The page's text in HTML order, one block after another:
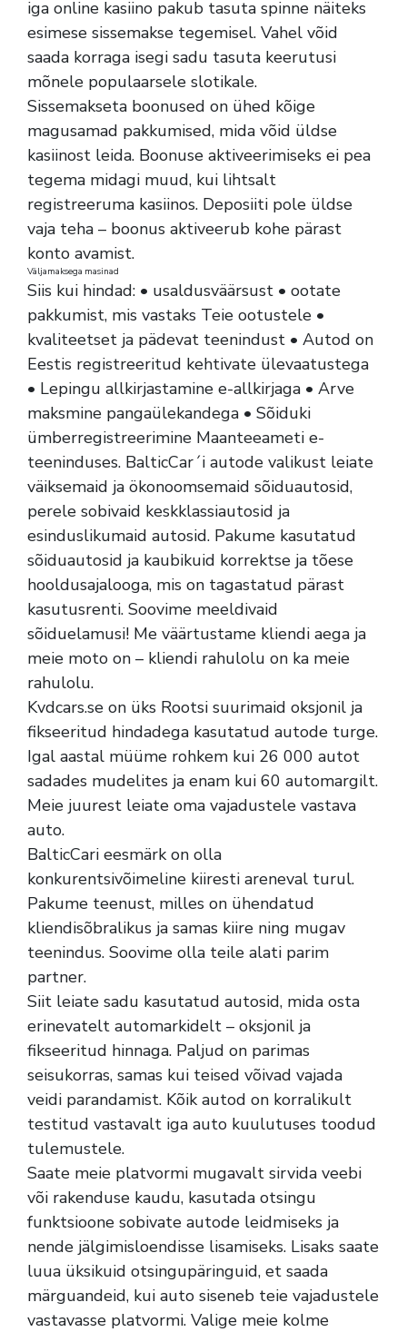
iga online kasiino pakub tasuta spinne näiteks
esimese sissemakse tegemisel. Vahel võid
saada korraga isegi sadu tasuta keerutusi
mõnele populaarsele slotikale.
Sissemakseta boonused on ühed kõige
magusamad pakkumised, mida võid üldse
kasiinost leida. Boonuse aktiveerimiseks ei pea
tegema midagi muud, kui lihtsalt
registreeruma kasiinos. Deposiiti pole üldse
vaja teha – boonus aktiveerub kohe pärast
konto avamist.
Väljamaksega masinad
Siis kui hindad: • usaldusväärsust • ootate
pakkumist, mis vastaks Teie ootustele •
kvaliteetset ja pädevat teenindust • Autod on
Eestis registreeritud kehtivate ülevaatustega
• Lepingu allkirjastamine e-allkirjaga • Arve
maksmine pangaülekandega • Sõiduki
ümberregistreerimine Maanteeameti e-
teeninduses. BalticCar´i autode valikust leiate
väiksemaid ja ökonoomsemaid sõiduautosid,
perele sobivaid keskklassiautosid ja
esinduslikumaid autosid. Pakume kasutatud
sõiduautosid ja kaubikuid korrektse ja tõese
hooldusajalooga, mis on tagastatud pärast
kasutusrenti. Soovime meeldivaid
sõiduelamusi! Me väärtustame kliendi aega ja
meie moto on – kliendi rahulolu on ka meie
rahulolu.
Kvdcars.se on üks Rootsi suurimaid oksjonil ja
fikseeritud hindadega kasutatud autode turge.
Igal aastal müüme rohkem kui 26 000 autot
sadades mudelites ja enam kui 60 automargilt.
Meie juurest leiate oma vajadustele vastava
auto.
BalticCari eesmärk on olla
konkurentsivõimeline kiiresti areneval turul.
Pakume teenust, milles on ühendatud
kliendisõbralikus ja samas kiire ning mugav
teenindus. Soovime olla teile alati parim
partner.
Siit leiate sadu kasutatud autosid, mida osta
erinevatelt automarkidelt – oksjonil ja
fikseeritud hinnaga. Paljud on parimas
seisukorras, samas kui teised võivad vajada
veidi parandamist. Kõik autod on korralikult
testitud vastavalt iga auto kuulutuses toodud
tulemustele.
Saate meie platvormi mugavalt sirvida veebi
või rakenduse kaudu, kasutada otsingu
funktsioone sobivate autode leidmiseks ja
nende jälgimisloendisse lisamiseks. Lisaks saate
luua üksikuid otsingupäringuid, et saada
märguandeid, kui auto siseneb teie vajadustele
vastavasse platvormi. Valige meie kolme